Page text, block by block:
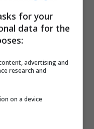
di
altre fonti
che la non
di previdenza
comportare
di cose
for your
data for the
advertising and
research and
on a device